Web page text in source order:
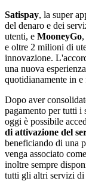
Satispay, la super
del denaro e dei
utenti, e MooneyGo
e oltre 2 milioni di
innovazione.
una nuova
quotidianamente in
Dopo aver
pagamento per tutti
oggi è possibile
di attivazione del
beneficiando di una
venga associato
inoltre sempre
tutti gli altri servizi